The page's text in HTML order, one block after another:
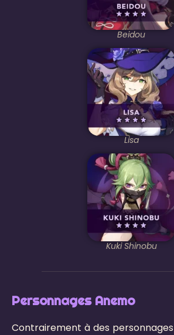
Beidou
Lisa
Kuki Shinobu
Personnages Anemo
Contrairement à des